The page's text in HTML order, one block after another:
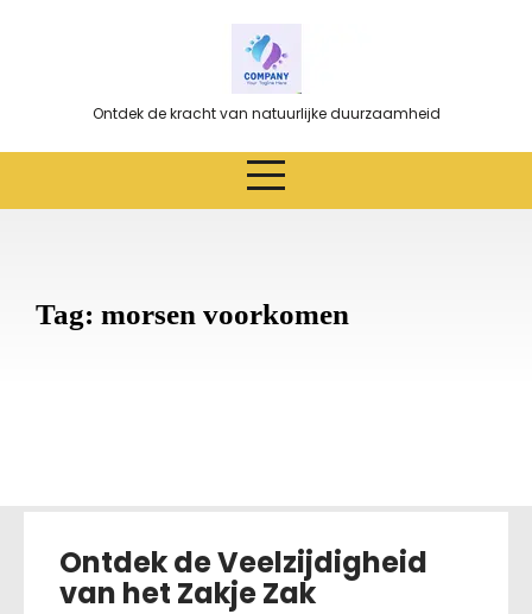
Ontdek de kracht van natuurlijke duurzaamheid
Tag: morsen voorkomen
Ontdek de Veelzijdigheid
van het Zakje Zak